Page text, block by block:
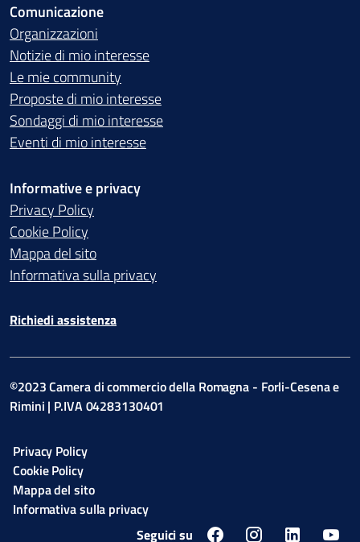
Comunicazione
Organizzazioni
Notizie di mio interesse
Le mie community
Proposte di mio interesse
Sondaggi di mio interesse
Eventi di mio interesse
Informative e privacy
Privacy Policy
Cookie Policy
Mappa del sito
Informativa sulla privacy
Richiedi assistenza
©2023 Camera di commercio della Romagna - Forli-Cesena e
Rimini | P.IVA 04283130401
Privacy Policy
Cookie Policy
Mappa del sito
Informativa sulla privacy
Seguici su